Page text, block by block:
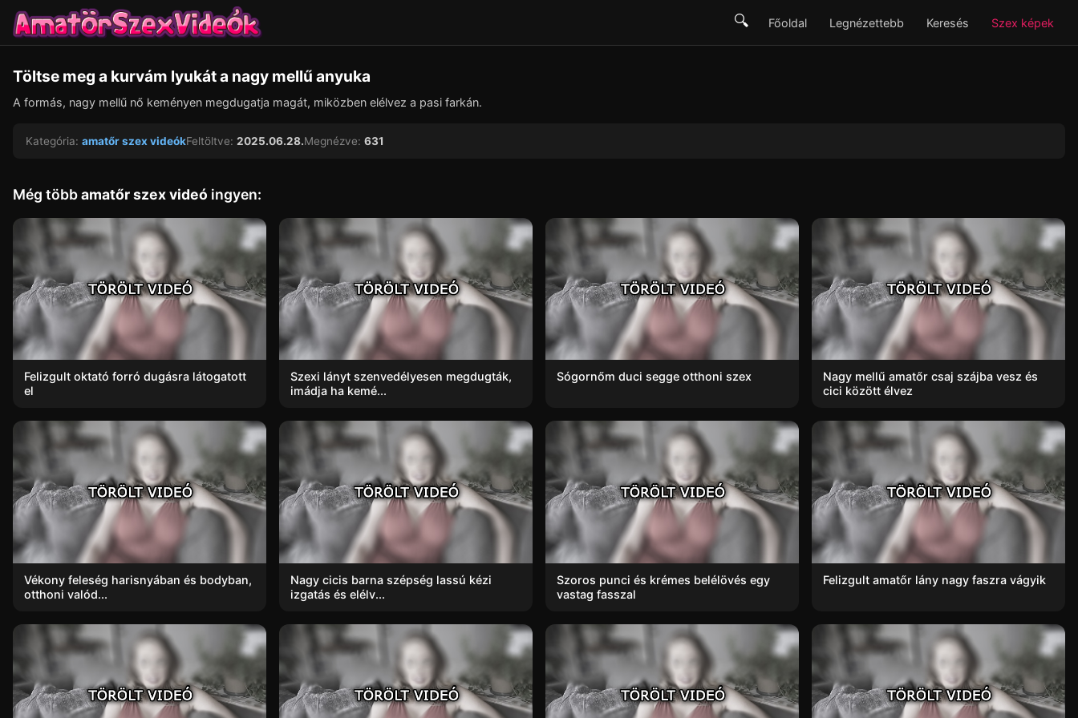
🔍 Főoldal Legnézettebb Keresés Szex képek
▶
Töltse meg a kurvám lyukát a nagy mellű anyuka
A formás, nagy mellű nő keményen megdugatja magát, miközben elélvez a pasi farkán.
Kategória: amatőr szex videókFeltöltve: 2025.06.28.Megnézve: 631
Még többamatőr szex videó ingyen:
Felizgult oktató forró dugásra látogatott
el
Szexi lányt szenvedélyesen megdugták,
imádja ha kemé...
Sógornőm duci segge otthoni szex
Nagy mellű amatőr csaj szájba vesz és
cici között élvez
Vékony feleség harisnyában és bodyban,
otthoni valód...
Nagy cicis barna szépség lassú kézi
izgatás és elélv...
Szoros punci és krémes belélövés egy
vastag fasszal
Felizgult amatőr lány nagy faszra vágyik